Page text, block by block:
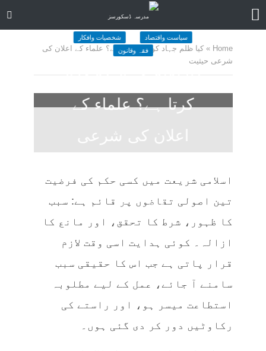
Home
»کیا ظلم جہاد کو لازم کرتا ہے؟ علماء کے اعلان کی
شرعی حیثیت
سیاست واقتصاد
شخصیات وافکار
فقہ وقانون
کیا ظلم جہاد کو لازم
کرتا ہے؟ علماء کے
اعلان کی شرعی
33 منٹ چاہیں
اسلامی شریعت میں کسی حکم کی فرضیت
تین اصولی تقاضوں پر قائم ہے: سبب
کا ظہور، شرط کا تحقق، اور مانع کا
ازالہ۔ کوئی ہدایت اسی وقت لازم
قرار پاتی ہے جب اس کا حقیقی سبب
سامنے آ جائے، عمل کے لیے مطلوبہ
استطاعت میسر ہو، اور راستے کی
رکاوٹیں دور کر دی گئی ہوں۔